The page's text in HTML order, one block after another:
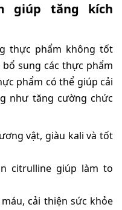
giúp tăng kích
thực phẩm không tốt
sung các thực phẩm
phẩm có thể giúp cải
như tăng cường chức
vật, giàu kali và tốt
citrulline giúp làm to
cải thiện sức khỏe